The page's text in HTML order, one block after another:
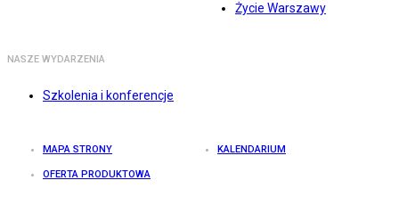
Życie Warszawy
NASZE WYDARZENIA
Szkolenia i konferencje
MAPA STRONY KALENDARIUM
OFERTA PRODUKTOWA